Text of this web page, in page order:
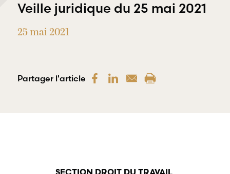
RBD Avocats offre une
Veille juridique du 25 mai 2021
25 mai 2021
Partager l'article